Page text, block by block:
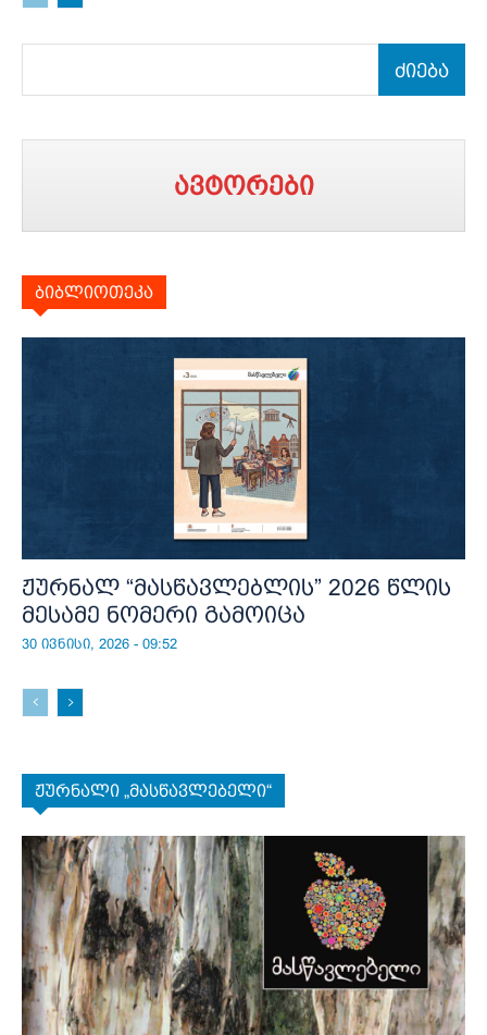
ძიება
ავტორები
ბიბლიოთეკა
ჟურნალ “მასწავლებლის” 2026 წლის
მესამე ნომერი გამოიცა
30 ივნისი, 2026 - 09:52
ჟურნალი „მასწავლებელი“